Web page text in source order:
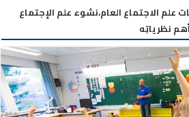
علم الاجتماع العام،نشوء علم الإجتماع
نظرياتِه